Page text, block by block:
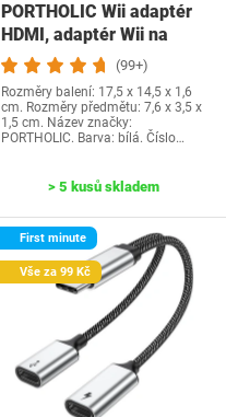
PORTHOLIC Wii adaptér
HDMI, adaptér Wii na
HDMI, převodník…
(99+)
Rozměry balení: 17,5 x 14,5 x 1,6
cm. Rozměry předmětu: 7,6 x 3,5 x
1,5 cm. Název značky:
PORTHOLIC. Barva: bílá. Číslo…
> 5 kusů skladem
First minute
Vše za 99 Kč